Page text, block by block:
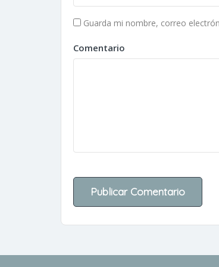
Guarda mi nombre, correo
Comentario